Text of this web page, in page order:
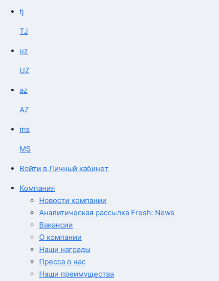
tj
TJ
uz
UZ
az
AZ
ms
MS
Войти в Личный кабинет
Компания
Новости компании
Аналитическая рассылка Fresh: News
Вакансии
О компании
Наши награды
Пресса о нас
Наши преимущества